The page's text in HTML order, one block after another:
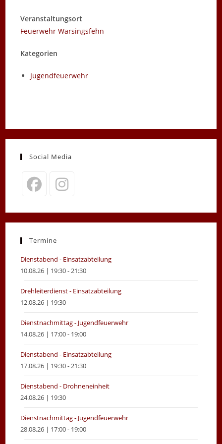
Veranstaltungsort
Feuerwehr Warsingsfehn
Kategorien
Jugendfeuerwehr
Social Media
in
new
in
new
Termine
Dienstabend - Einsatzabteilung
10.08.26 | 19:30 - 21:30
Drehleiterdienst - Einsatzabteilung
12.08.26 | 19:30
Dienstnachmittag - Jugendfeuerwehr
14.08.26 | 17:00 - 19:00
Dienstabend - Einsatzabteilung
17.08.26 | 19:30 - 21:30
Dienstabend - Drohneneinheit
24.08.26 | 19:30
Dienstnachmittag - Jugendfeuerwehr
28.08.26 | 17:00 - 19:00